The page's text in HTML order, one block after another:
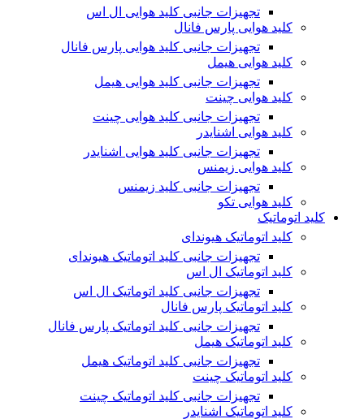
تجهیزات جانبی کلید هوایی ال اس
کلید هوایی پارس فانال
تجهیزات جانبی کلید هوایی پارس فانال
کلید هوایی هیمل
تجهیزات جانبی کلید هوایی هیمل
کلید هوایی چینت
تجهیزات جانبی کلید هوایی چینت
کلید هوایی اشنایدر
تجهیزات جانبی کلید هوایی اشنایدر
کلید هوایی زیمنس
تجهیزات جانبی کلید زیمنس
کلید هوایی تکو
کلید اتوماتیک
کلید اتوماتیک هیوندای
تجهیزات جانبی کلید اتوماتیک هیوندای
کلید اتوماتیک ال اس
تجهیزات جانبی کلید اتوماتیک ال اس
کلید اتوماتیک پارس فانال
تجهیزات جانبی کلید اتوماتیک پارس فانال
کلید اتوماتیک هیمل
تجهیزات جانبی کلید اتوماتیک هیمل
کلید اتوماتیک چینت
تجهیزات جانبی کلید اتوماتیک چینت
کلید اتوماتیک اشنایدر